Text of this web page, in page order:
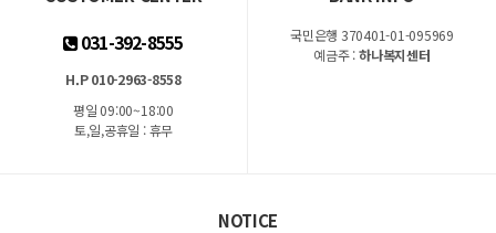
031-392-8555
H.P 010-2963-8558
평일 09:00~18:00
토,일,공휴일 : 휴무
국민은행 370401-01-095969
예금주 :하나복지센터
NOTICE